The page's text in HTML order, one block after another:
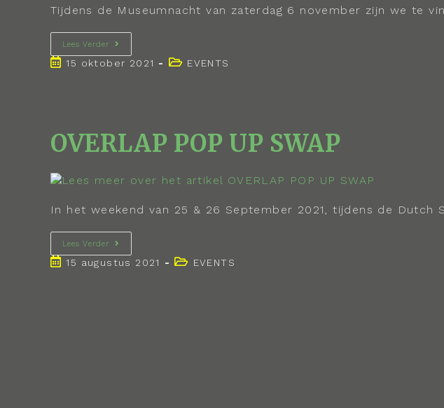
Tijdens de Museumnacht van zaterdag 6 november zijn we te
Lees Verder
15 oktober 2021 EVENTS
OVERLAP POP UP SWAP
In het weekend van 25 & 26 September 2021, tijdens de Dutch
Lees Verder
15 augustus 2021 EVENTS